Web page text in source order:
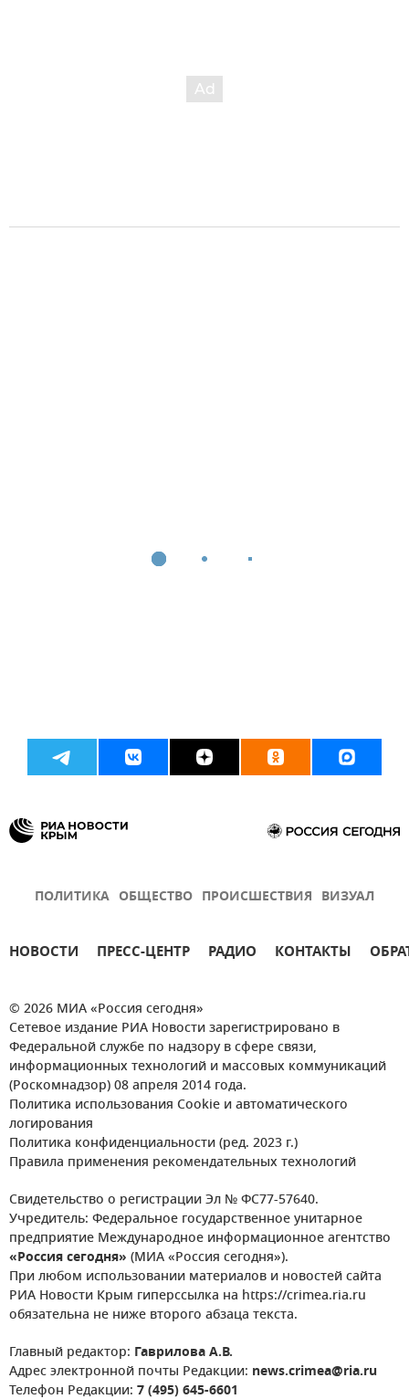
ПОЛИТИКА ОБЩЕСТВО ПРОИСШЕСТВИЯ ВИЗУАЛ
НОВОСТИ ПРЕСС-ЦЕНТР РАДИО КОНТАКТЫ
© 2026 МИА «Россия сегодня»
Сетевое издание РИА Новости зарегистрировано в
Федеральной службе по надзору в сфере связи,
информационных технологий и массовых коммуникаций
(Роскомнадзор) 08 апреля 2014 года.
Политика использования Cookie и автоматического
логирования
Политика конфиденциальности (ред. 2023 г.)
Правила применения рекомендательных технологий
Свидетельство о регистрации Эл № ФС77-57640.
Учредитель: Федеральное государственное унитарное
предприятие Международное информационное агентство
«Россия сегодня» (МИА «Россия сегодня»).
При любом использовании материалов и новостей сайта
РИА Новости Крым гиперссылка на https://crimea.ria.ru
обязательна не ниже второго абзаца текста.
Главный редактор: Гаврилова А.В.
Адрес электронной почты Редакции: news.crimea@ria.ru
Телефон Редакции: 7 (495) 645-6601